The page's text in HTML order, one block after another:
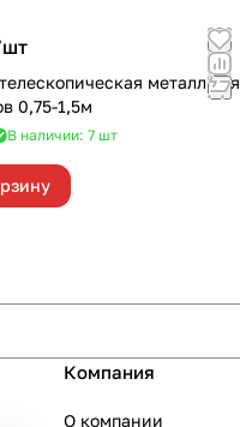
шт
металл для
0,75-1,5м
В наличии: 7 шт
Компания
О компании